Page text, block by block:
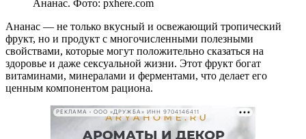
Ананас. Фото: pxhere.com
Ананас — не только вкусный и освежающий тропический
фрукт, но и продукт с многочисленными полезными
свойствами, которые могут положительно сказаться на
здоровье и даже сексуальной жизни. Этот фрукт богат
витаминами, минералами и ферментами, что делает его
ценным компонентом рациона.
РЕКЛАМА • ООО «ДРУЖБА» ИНН 9704146411